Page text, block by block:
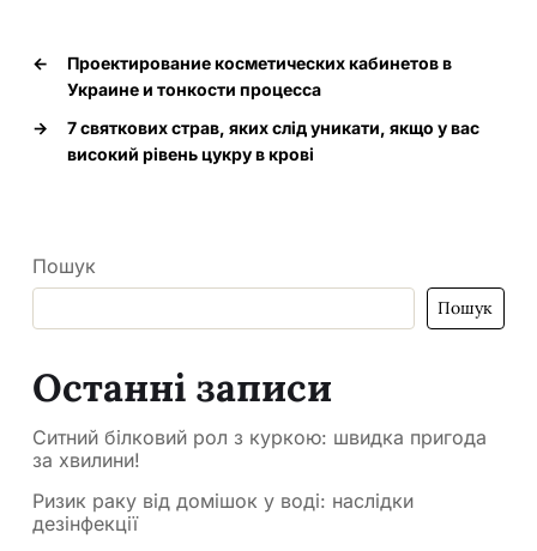
←
Проектирование косметических кабинетов в
Украине и тонкости процесса
→
7 святкових страв, яких слід уникати, якщо у вас
високий рівень цукру в крові
Пошук
Пошук
Останні записи
Ситний білковий рол з куркою: швидка пригода
за хвилини!
Ризик раку від домішок у воді: наслідки
дезінфекції